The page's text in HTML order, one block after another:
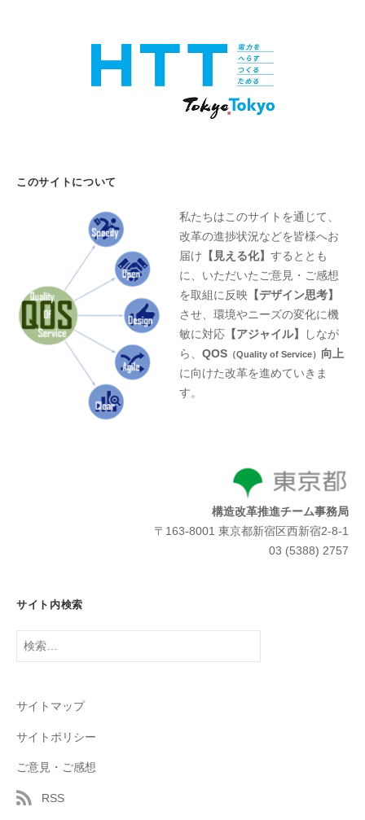
このサイトについて
私たちはこのサイトを通じて、
改革の進捗状況などを皆様へお
届け 【見える化】するととも
に、いただいたご意見・ご感想
を取組に反映 【デザイン思考】
させ、環境やニーズの変化に機
敏に対応 【アジャイル】
しなが
ら、QOS （Quality of Service） 向上
に向けた改革を進めていきま
す。
構造改革推進チーム事務局
〒163-8001 東京都新宿区西新宿2-8-1
03 (5388) 2757
サイト内検索
検
サイトマップ
サイトポリシー
ご意見・ご感想
RSS